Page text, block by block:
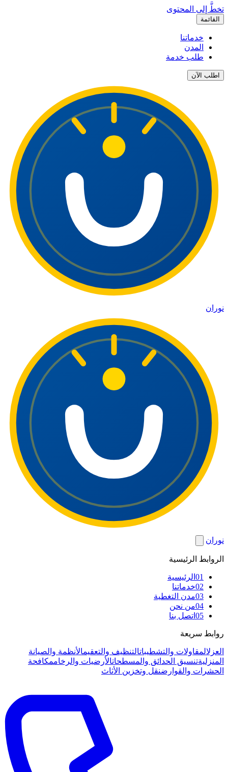
تخطَّ إلى المحتوى
القائمة
خدماتنا
المدن
طلب خدمة
اطلب الآن
نوران
نوران
الروابط الرئيسية
01 الرئيسية
02خدماتنا
03مدن التغطية
04من نحن
05 اتصل بنا
روابط سريعة
العزلالمقاولات والتشطيباتالتنظيف والتعقيمالأنظمة والصيانة
المنزليةتنسيق الحدائق والمسطحاتالأرضيات والرخاممكافحة
الحشرات والقوارضنقل وتخزين الأثاث